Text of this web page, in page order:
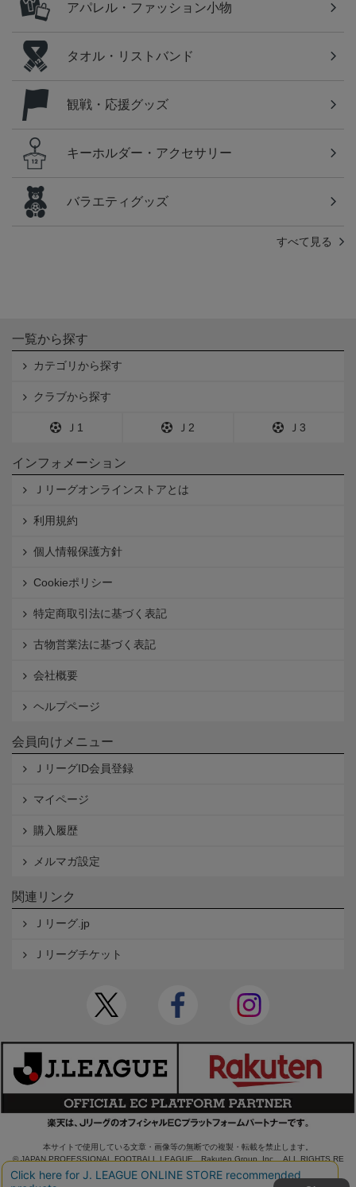
アパレル・ファッション小物
タオル・リストバンド
観戦・応援グッズ
キーホルダー・アクセサリー
バラエティグッズ
すべて見る
一覧から探す
カテゴリから探す
クラブから探す
Ｊ1 Ｊ2 Ｊ3
インフォメーション
Ｊリーグオンラインストアとは
利用規約
個人情報保護方針
Cookieポリシー
特定商取引法に基づく表記
古物営業法に基づく表記
会社概要
ヘルプページ
会員向けメニュー
ＪリーグID会員登録
マイページ
購入履歴
メルマガ設定
関連リンク
Ｊリーグ.jp
Ｊリーグチケット
本サイトで使用している文章・画像等の無断での複製・転載を禁止します。
© JAPAN PROFESSIONAL FOOTBALL LEAGUE Rakuten Group, Inc. ALL RIGHTS RE
SERVED.